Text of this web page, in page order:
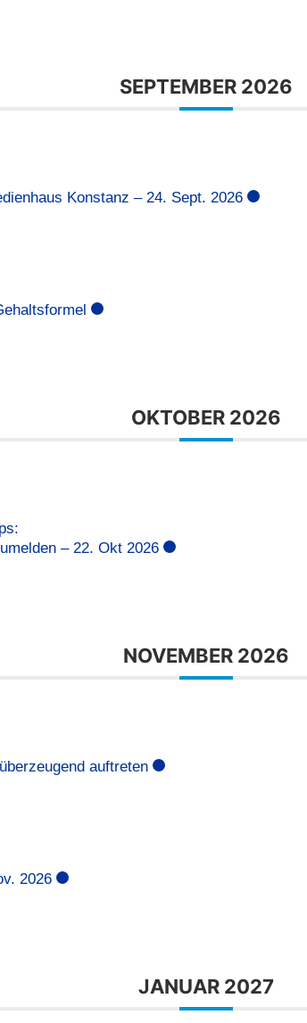
SEPTEMBER 2026
Konstanz – 24. Sept. 2026
OKTOBER 2026
– 22. Okt 2026
NOVEMBER 2026
auftreten
2026
JANUAR 2027